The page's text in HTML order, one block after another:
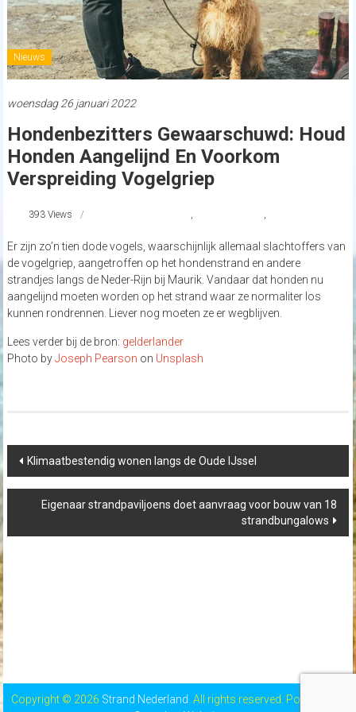
Nieuws
woensdag 26 januari 2022
Hondenbezitters Gewaarschuwd: Houd
Honden Aangelijnd En Voorkom
Verspreiding Vogelgriep
393 Views , ,
Er zijn zo’n tien dode vogels, waarschijnlijk allemaal slachtoffers van
de vogelgriep, aangetroffen op het hondenstrand en andere
strandjes langs de Neder-Rijn bij Maurik. Vandaar dat honden nu
aangelijnd moeten worden op het strand waar ze normaliter los
kunnen rondrennen. Liever nog moeten ze er wegblijven.
Lees verder bij de bron: gelderlander
Photo byJoseph Pearson on Unsplash
navigation
Klimaatbestendig wonen langs de Oude IJssel
Eigenaar strandpaviljoens doet aanvraag voor bouw van 18
strandbungalows
Copyright © 2026 Strand Nederland . All rights reserved. Powered by